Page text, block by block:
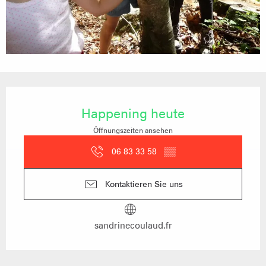
Happening heute
Öffnungszeiten ansehen
06 83 33 58 ▒▒
Kontaktieren Sie uns
sandrinecoulaud.fr